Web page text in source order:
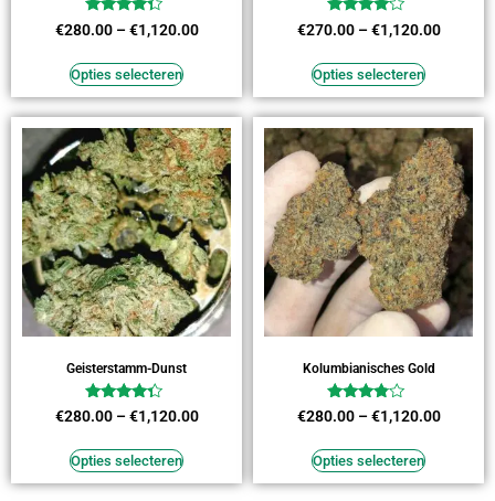
Waardering
4.09
€280.00–€1,120.00
Opties selecteren
Waardering
3.91
€270.00–€1,120.00
Opties selecteren
Geisterstamm-Dunst
Waardering
4.09
€280.00–€1,120.00
Opties selecteren
Kolumbianisches Gold
Waardering
3.64
€280.00–€1,120.00
Opties selecteren